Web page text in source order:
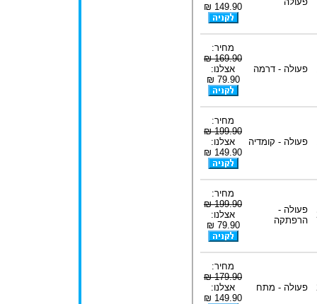
149.90 ₪
פעולה - דרמה
מחיר:
169.90 ₪
אצלנו:
79.90 ₪
פעולה - קומדיה
מחיר:
199.90 ₪
אצלנו:
149.90 ₪
פעולה -
הרפתקה
מחיר:
199.90 ₪
אצלנו:
79.90 ₪
פעולה - מתח
מחיר:
179.90 ₪
אצלנו:
149.90 ₪